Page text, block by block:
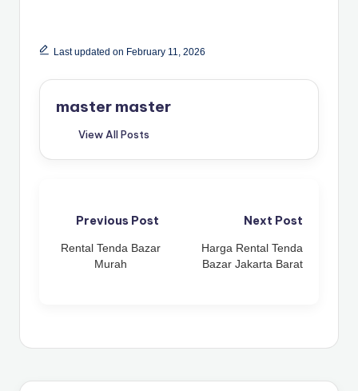
Last updated on February 11, 2026
master master
View All Posts
Post
navigation
Previous Post
Rental Tenda Bazar
Murah
Next Post
Harga Rental Tenda
Bazar Jakarta Barat